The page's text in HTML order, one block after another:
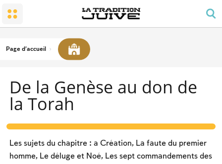
L’honneur dû aux parents
Joies familiales
Deuil
La conversion
Prière et ordonnancement de la journée
Obligation des hommes en matière de prière
Les bénédictions
Deux types de lois, ‘hoq et michpat
Chabbat, fêtes et solennités
Chabbat – les travaux interdits
Les fêtes du calendrier
Pessa’h
Le compte de l’omer et les jours de commémoration
nationale
La fête de Chavou’ot
Page d'accueil
De la Genèse au don de
la Torah
Les sujets du chapitre : a Création, La faute du premier
homme, Le déluge et Noé, Les sept commandements des